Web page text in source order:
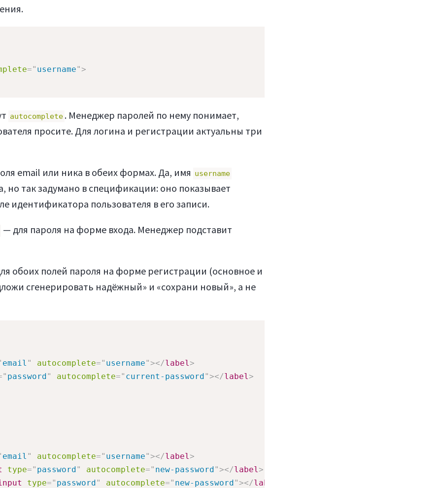
=" username">
autocomplete . Менеджер паролей по нему понимает,
просите. Для логина и регистрации актуальны три
email или ника в обеих формах. Да, имя username
но так задумано в спецификации: оно показывает
идентификатора пользователя в его записи.
— для пароля на форме входа. Менеджер подставит
обоих полей пароля на форме регистрации (основное и
сгенерировать надёжный» и «сохрани новый», а не
email " autocomplete=" username"></label>
" password" autocomplete=" current-password"></label>
email " autocomplete=" username"></label>
type=" password" autocomplete=" new-password"></label>
type=" password" autocomplete=" new-password"></label